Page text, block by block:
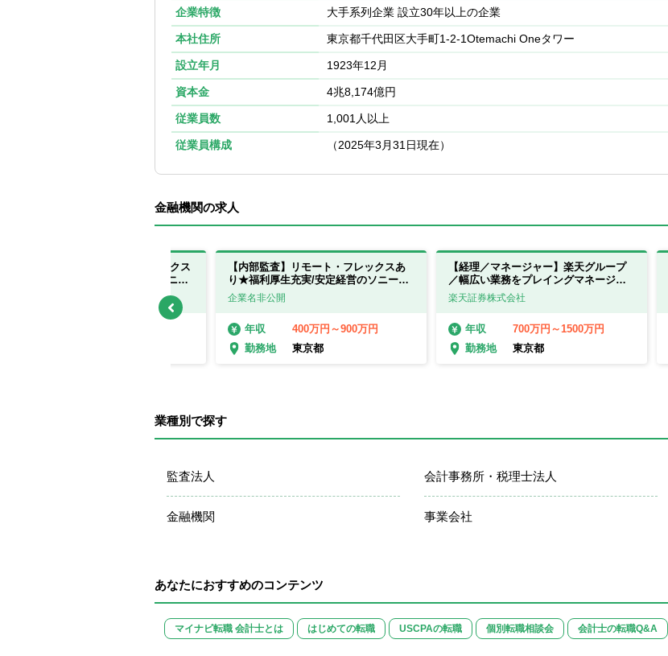
企業特徴 大手系列企業 設立30年以上の企業
本社住所 東京都千代田区大手町1-2-1Otemachi Oneタワー
設立年月 1923年12月
資本金 4兆8,174億円
従業員数 1,001人以上
従業員構成 （2025年3月31日現在）
金融機関の求人
【内部監査1課】リモート・フレックス
あり★福利厚生充実/安定経営のソニー
【内部監査】リモート・フレックスあ
り★福利厚生充実/安定経営のソニーフ
ィナンシャルグループ
企業名非公開
年収
400万円～900万円
勤務地
東京都
【経理／マネージャー】楽天グループ
／幅広い業務をプレイングマネージャ
ーとして担当
楽天証券株式会社
年収
700万円～1500万円
勤務地
東京都
業種別で探す
監査法人 会計事務所・税理士法人
金融機関 事業会社
あなたにおすすめのコンテンツ
マイナビ転職 会計士とは はじめての転職 USCPAの転職 個別転職相談会 会計士の転職Q&A